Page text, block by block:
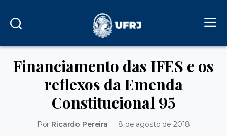
Financiamento das IFES e os
reflexos da Emenda
Constitucional 95
Por Ricardo Pereira 8 de agosto de 2018